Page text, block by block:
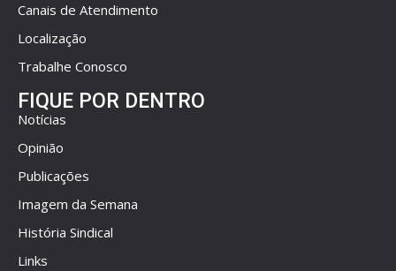
Canais de Atendimento
Localização
Trabalhe Conosco
FIQUE POR DENTRO
Notícias
Opinião
Publicações
Imagem da Semana
História Sindical
Links